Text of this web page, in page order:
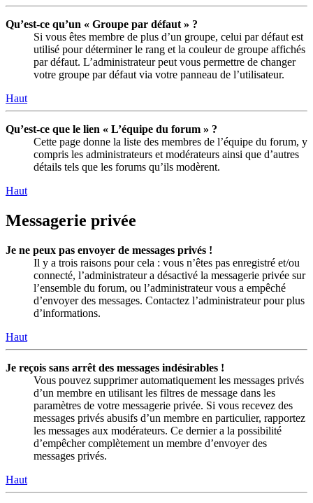
Qu’est-ce qu’un « Groupe par défaut » ?
Si vous êtes membre de plus d’un groupe, celui par défaut est
utilisé pour déterminer le rang et la couleur de groupe affichés
par défaut. L’administrateur peut vous permettre de changer
votre groupe par défaut via votre panneau de l’utilisateur.
Haut
Qu’est-ce que le lien « L’équipe du forum » ?
Cette page donne la liste des membres de l’équipe du forum, y
compris les administrateurs et modérateurs ainsi que d’autres
détails tels que les forums qu’ils modèrent.
Haut
Messagerie privée
Je ne peux pas envoyer de messages privés !
Il y a trois raisons pour cela : vous n’êtes pas enregistré et/ou
connecté, l’administrateur a désactivé la messagerie privée sur
l’ensemble du forum, ou l’administrateur vous a empêché
d’envoyer des messages. Contactez l’administrateur pour plus
d’informations.
Haut
Je reçois sans arrêt des messages indésirables !
Vous pouvez supprimer automatiquement les messages privés
d’un membre en utilisant les filtres de message dans les
paramètres de votre messagerie privée. Si vous recevez des
messages privés abusifs d’un membre en particulier, rapportez
les messages aux modérateurs. Ce dernier a la possibilité
d’empêcher complètement un membre d’envoyer des
messages privés.
Haut